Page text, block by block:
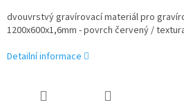
dvouvrstvý gravírovací materiál pro
1200x600x1,6mm - povrch červený /
Detailní informace